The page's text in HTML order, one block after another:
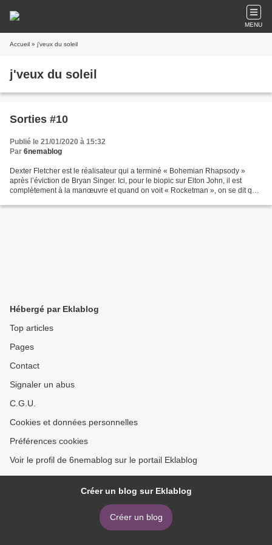
MENU
Accueil » j'veux du soleil
j'veux du soleil
Sorties #10
Publié le 21/01/2020 à 15:32
Par 6nemablog
Dexter Fletcher est le réalisateur qui a terminé « Bohemian Rhapsody »
après l’éviction de Bryan Singer. Ici, pour le biopic sur Elton John, il est
complètement à la manœuvre et quand on voit « Rocketman », on se dit que
Hébergé par Eklablog
Top articles
Pages
Contact
Signaler un abus
C.G.U.
Cookies et données personnelles
Préférences cookies
Voir le profil de 6nemablog sur le portail Eklablog
Créer un blog sur Eklablog
Créer un blog